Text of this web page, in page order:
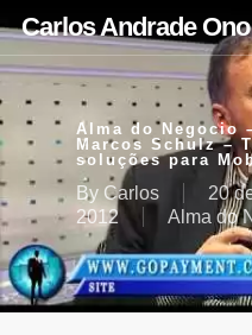
Carlos Andrade Ono
Alma do Negocio
Marcos Schulz –
soluções para
By Carlos
20
2012
Alma do